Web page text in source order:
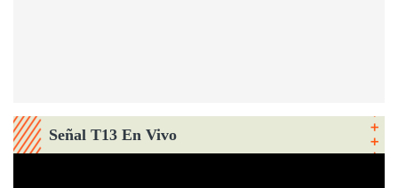
Señal T13 En Vivo